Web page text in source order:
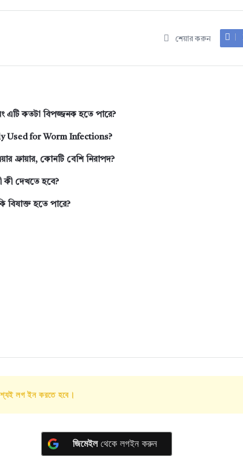
শেয়ার করুন
এটি কতটা বিপজ্জনক হতে পারে?
Used for Worm Infections?
ফ্রায়ার, কোনটি বেশি নিরাপদ?
কী দেখতে হবে?
বিষাক্ত হতে পারে?
লগ ইন করতে হবে।
জিমেইলথেকে লগইন করুন